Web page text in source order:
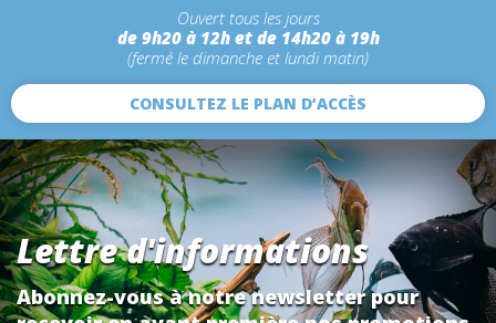
Ouvert tous les jours
de 9h20 à 12h et de 14h20 à 19h
(fermé le dimanche et lundi matin)
CONSULTEZ LE PLAN D’ACCÈS
Lettre d'informations
Abonnez-vous à notre newsletter pour